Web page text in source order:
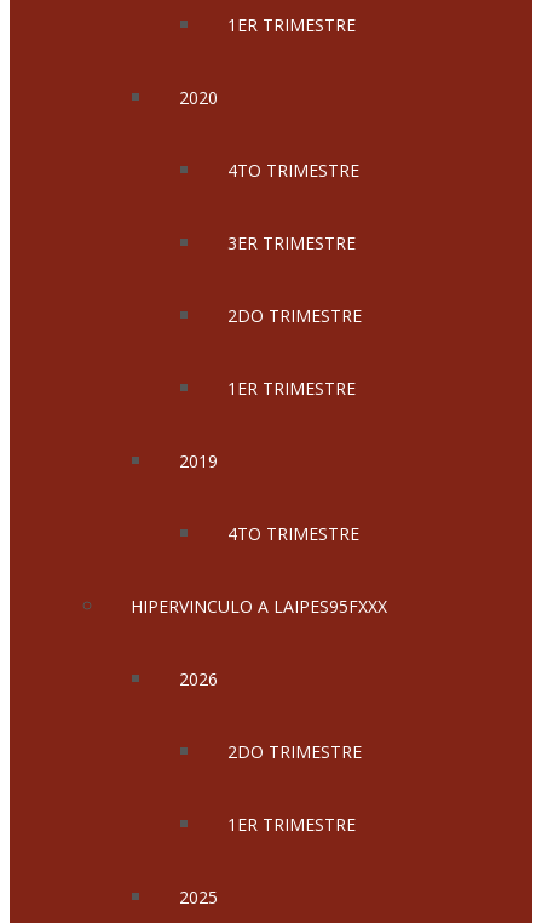
1ER TRIMESTRE
2020
4TO TRIMESTRE
3ER TRIMESTRE
2DO TRIMESTRE
1ER TRIMESTRE
2019
4TO TRIMESTRE
HIPERVINCULO A LAIPES95FXXX
2026
2DO TRIMESTRE
1ER TRIMESTRE
2025